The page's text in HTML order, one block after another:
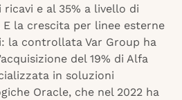
e al 35% a livello di
la crescita per linee esterne
la controllata Var Group ha
del 19% di Alfa
in soluzioni
Oracle, che nel 2022 ha